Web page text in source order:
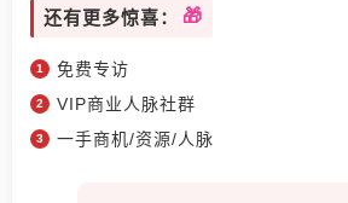
还有更多惊喜：
免费专访
VIP商业人脉社群
一手商机/资源/人脉